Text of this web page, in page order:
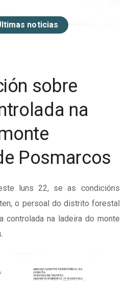
noticias
sobre
na
Posmarcos
luns 22, se as condicións
o persoal do distrito forestal
controlada na ladeira do monte